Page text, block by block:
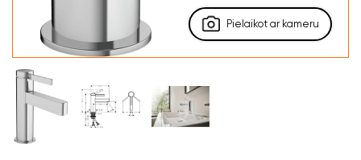
Pielaikot ar kameru